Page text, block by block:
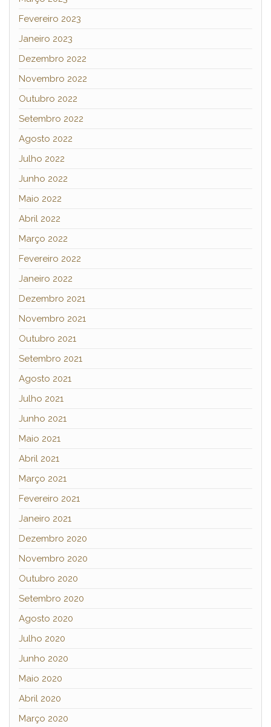
Fevereiro 2023
Janeiro 2023
Dezembro 2022
Novembro 2022
Outubro 2022
Setembro 2022
Agosto 2022
Julho 2022
Junho 2022
Maio 2022
Abril 2022
Março 2022
Fevereiro 2022
Janeiro 2022
Dezembro 2021
Novembro 2021
Outubro 2021
Setembro 2021
Agosto 2021
Julho 2021
Junho 2021
Maio 2021
Abril 2021
Março 2021
Fevereiro 2021
Janeiro 2021
Dezembro 2020
Novembro 2020
Outubro 2020
Setembro 2020
Agosto 2020
Julho 2020
Junho 2020
Maio 2020
Abril 2020
Março 2020